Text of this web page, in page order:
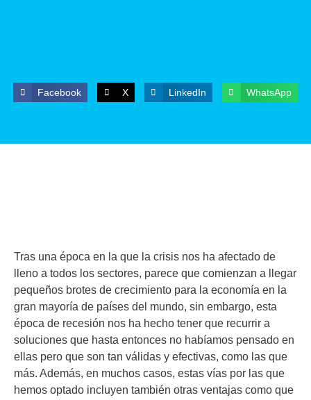
Facebook X LinkedIn WhatsApp
Tras una época en la que la crisis nos ha afectado de
lleno a todos los sectores, parece que comienzan a llegar
pequeños brotes de crecimiento para la economía en la
gran mayoría de países del mundo, sin embargo, esta
época de recesión nos ha hecho tener que recurrir a
soluciones que hasta entonces no habíamos pensado en
ellas pero que son tan válidas y efectivas, como las que
más. Además, en muchos casos, estas vías por las que
hemos optado incluyen también otras ventajas como que